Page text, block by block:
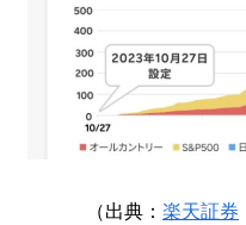
（出典： 楽天証券